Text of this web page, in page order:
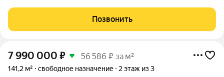
Рядом автобусные остановки Привлекательность объекта:
Помещение без арендатора, можно использовать
Позвонить
7 990 000 ₽ 56 586 ₽ за м²
141,2 м² свободное назначение 2 этаж из 3